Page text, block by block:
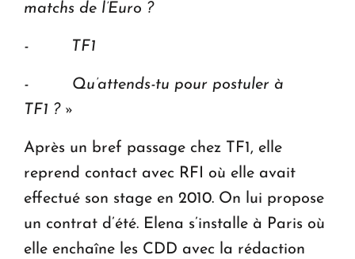
matchs de l’Euro ?
- TF1
- Qu’attends-tu pour postuler à
TF1 ? »
Après un bref passage chez TF1, elle
reprend contact avec RFI où elle avait
effectué son stage en 2010. On lui propose
un contrat d’été. Elena s’installe à Paris où
elle enchaîne les CDD avec la rédaction